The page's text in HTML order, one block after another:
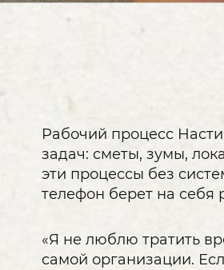
Рабочий процесс
задач: сметы, зумы,
эти процессы без
телефон берет на себя
«Я не люблю тратить
самой организации.